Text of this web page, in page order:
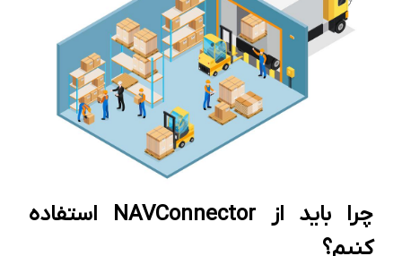
چرا باید از NAVConnector استفاده
کنیم؟